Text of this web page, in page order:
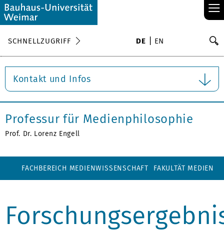
≡
SCHNELLZUGRIFF DE EN
Kontakt und Infos
Professur für Medienphilosophie
Prof. Dr. Lorenz Engell
FACHBEREICH MEDIENWISSENSCHAFT FAKULTÄT MEDIEN